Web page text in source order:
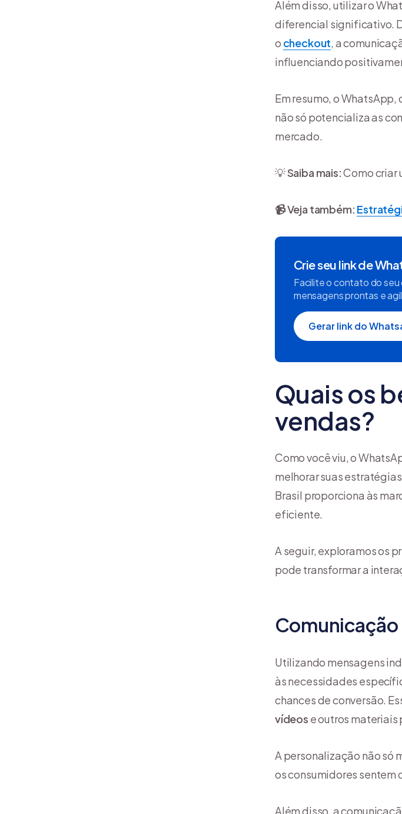
Além disso, utilizar o
diferencial significativo.
o checkout, a
influenciando
Em resumo, o
não só potencializa as
mercado.
💡Saiba mais:Como criar
📹 Veja também:
Crie seu link de
Facilite o contato do seu
mensagens prontas e
Gerar link do
Quais os
vendas?
Como você viu, o
melhorar suas
Brasil proporciona às
eficiente.
A seguir, exploramos os
pode transformar a
Comunicação
Utilizando mensagens
às necessidades
chances de conversão.
vídeos e outros materiais
A personalização não só
os consumidores
Além disso, a